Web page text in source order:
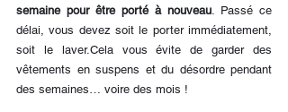
semaine pour être porté à nouveau . Passé ce
délai, vous devez soit le porter immédiatement,
soit le laver.Cela vous évite de garder des
vêtements en suspens et du désordre pendant
des semaines… voire des mois !